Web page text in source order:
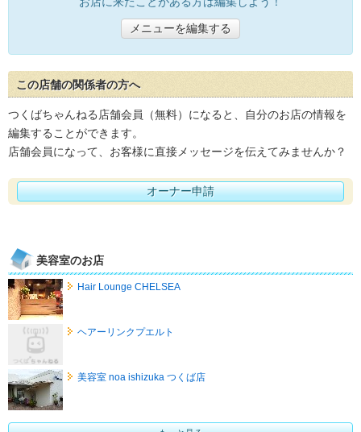
メニューを編集する
この店舗の関係者の方へ
つくばちゃんねる店舗会員（無料）になると、自分のお店の情報を
編集することができます。
店舗会員になって、お客様に直接メッセージを伝えてみませんか？
オーナー申請
美容室のお店
Hair Lounge CHELSEA
ヘアーリンクプエルト
美容室 noa ishizuka つくば店